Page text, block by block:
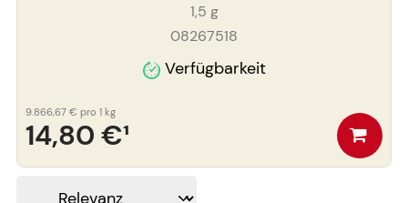
1,5 g
08267518
Verfügbarkeit
14,80 €¹
9.866,67 € pro 1 kg